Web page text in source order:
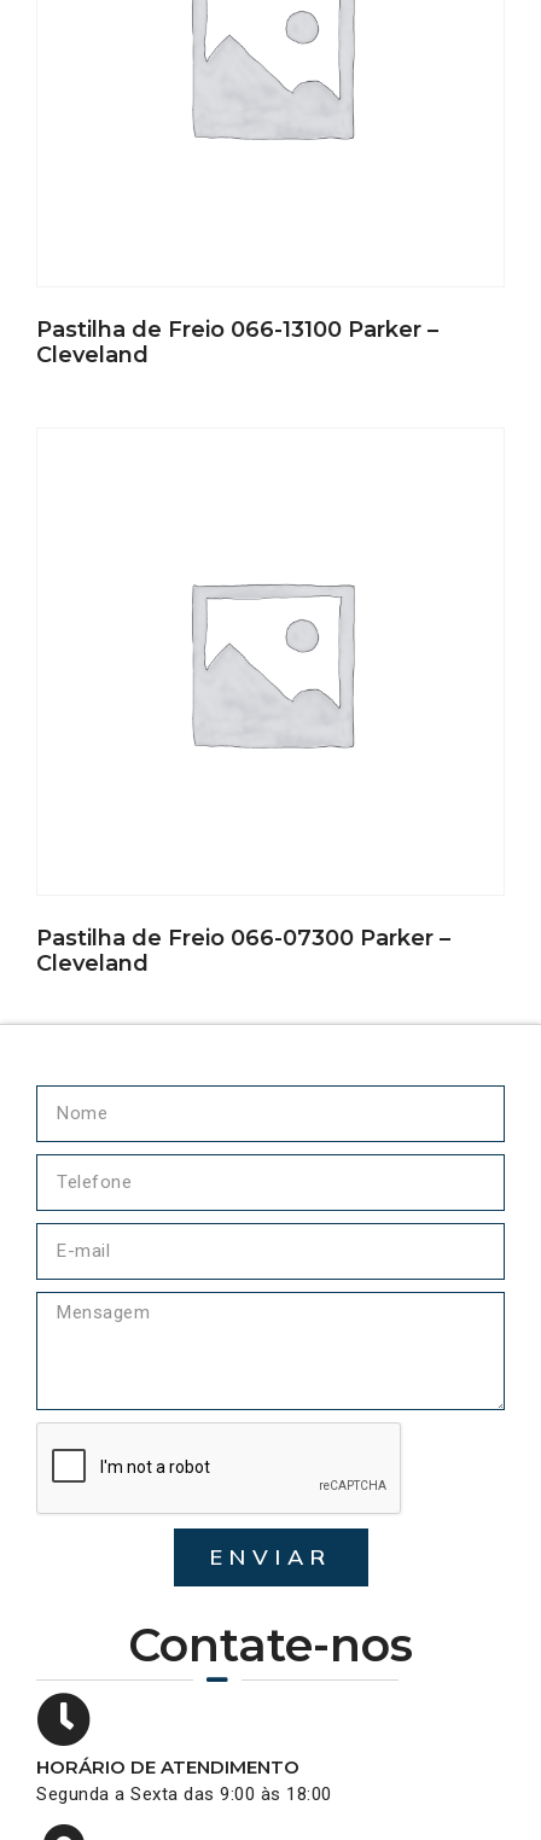
Pastilha de Freio 066-13100 Parker –
Cleveland
Pastilha de Freio 066-07300 Parker –
Cleveland
Contate-nos
HORÁRIO DE ATENDIMENTO
Segunda a Sexta das 9:00 às 18:00
ENVIAR